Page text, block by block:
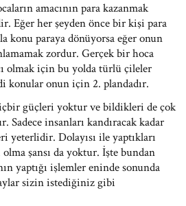
amacının para kazanmak
Eğer her şeyden önce bir kişi para
konu paraya dönüyorsa eğer onun
zordur. Gerçek bir hoca
olmak için bu yolda türlü çileler
konular onun için 2. plandadır.
güçleri yoktur ve bildikleri de çok
Sadece insanları kandıracak kadar
yeterlidir. Dolayısı ile yaptıkları
olma şansı da yoktur. İşte bundan
yaptığı işlemler eninde sonunda
sizin istediğiniz gibi